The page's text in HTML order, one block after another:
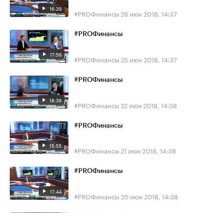
16:39 #PROФинансы 26 июн 2018, 14:37
17:56
#PROФинансы
#PROФинансы 25 июн 2018, 14:37
18:36
#PROФинансы
#PROФинансы 22 июн 2018, 14:38
15:55
#PROФинансы
#PROФинансы 21 июн 2018, 14:38
17:44
#PROФинансы
#PROФинансы 20 июн 2018, 14:38